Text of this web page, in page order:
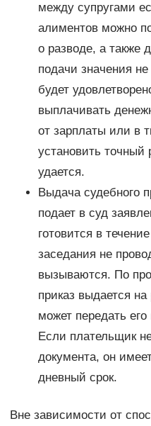
между супругами
алиментов можно
о разводе, а также
подачи значения
будет
выплачивать
от зарплаты или в
установить точный
удается.
Выдача судебного
подает в суд
готовится в
заседания не
вызываются. По
приказ выдается
может передать
Если плательщик
документа, он
дневный срок.
Вне зависимости от